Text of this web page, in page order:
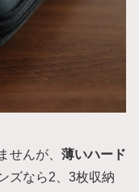
せんが、 薄いハード
ズなら2、3枚収納